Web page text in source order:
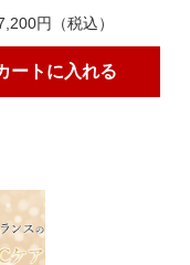
!するするとの
ベタしない。で、
でます。
めレベル：
して潤う!最高
好きです!
円（税込）
ートに入れる